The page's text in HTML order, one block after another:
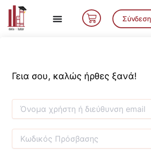
Μετάβαση
περιεχόμενο
Cart Σύνδεση
Γεια σου, καλώς ήρθες ξανά!